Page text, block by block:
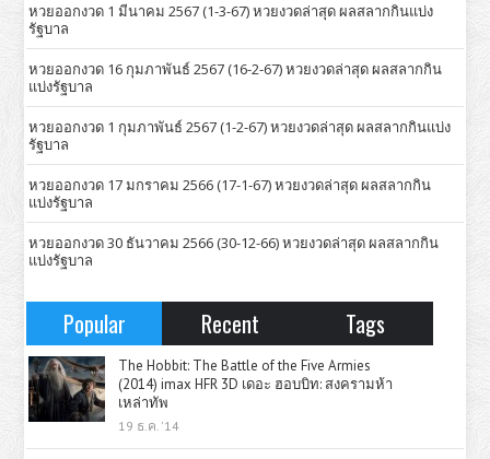
หวยออกงวด 1 มีนาคม 2567 (1-3-67) หวยงวดล่าสุด ผลสลากกินแบ่ง
รัฐบาล
หวยออกงวด 16 กุมภาพันธ์ 2567 (16-2-67) หวยงวดล่าสุด ผลสลากกิน
แบ่งรัฐบาล
หวยออกงวด 1 กุมภาพันธ์ 2567 (1-2-67) หวยงวดล่าสุด ผลสลากกินแบ่ง
รัฐบาล
หวยออกงวด 17 มกราคม 2566 (17-1-67) หวยงวดล่าสุด ผลสลากกิน
แบ่งรัฐบาล
หวยออกงวด 30 ธันวาคม 2566 (30-12-66) หวยงวดล่าสุด ผลสลากกิน
แบ่งรัฐบาล
Popular Recent Tags
The Hobbit: The Battle of the Five Armies
(2014) imax HFR 3D เดอะ ฮอบบิท: สงครามห้า
เหล่าทัพ
19 ธ.ค. '14